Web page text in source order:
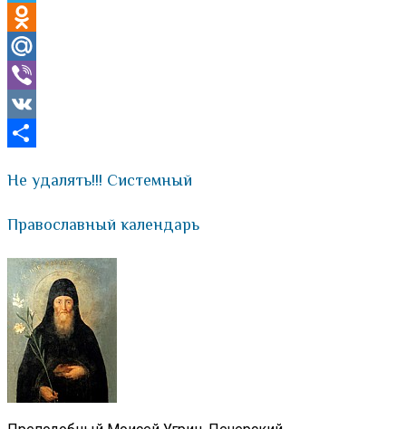
Telegram
Odnoklassniki
Mail.Ru
Viber
VK
Не удалять!!! Системный
Православный календарь